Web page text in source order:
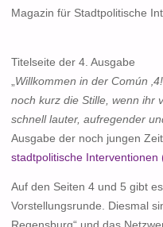
Magazin für Stadtpolitische
Titelseite der 4. Ausgabe
Willkommen in der Común
noch kurz die Stille, wenn ihr
schnell lauter, aufregender
Ausgabe der noch jungen
stadtpolitische Interventionen
Auf den Seiten 4 und 5 gibt
Vorstellungsrunde. Diesmal